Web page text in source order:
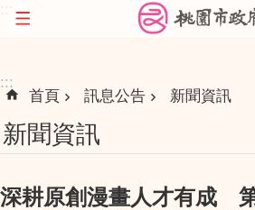
跳到主要內容區塊
:::
首頁 訊息公告 新聞資訊
新聞資訊
深耕原創漫畫人才有成